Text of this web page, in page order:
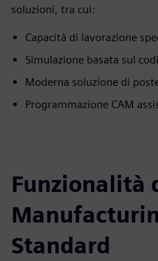
soluzioni, tra cui:
Capacità di lavorazione
Simulazione basata sul
Moderna soluzione di
Programmazione CAM
Funzionalità
Standard